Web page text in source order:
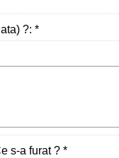
?: *
s-a furat ? *